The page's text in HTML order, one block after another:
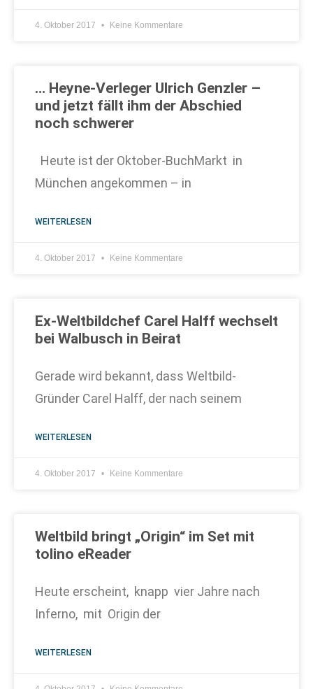
4. Oktober 2017 Keine Kommentare
… Heyne-Verleger Ulrich Genzler –
und jetzt fällt ihm der Abschied
noch schwerer
Heute ist der Oktober-BuchMarkt in
München angekommen – in
WEITERLESEN
4. Oktober 2017 Keine Kommentare
Ex-Weltbildchef Carel Halff wechselt
bei Walbusch in Beirat
Gerade wird bekannt, dass Weltbild-
Gründer Carel Halff, der nach seinem
WEITERLESEN
4. Oktober 2017 Keine Kommentare
Weltbild bringt „Origin“ im Set mit
tolino eReader
Heute erscheint, knapp vier Jahre nach
Inferno, mit Origin der
WEITERLESEN